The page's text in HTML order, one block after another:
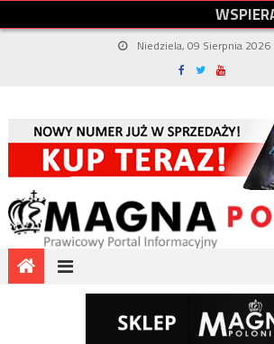
WSPIER
Niedziela, 09 Sierpnia 2026